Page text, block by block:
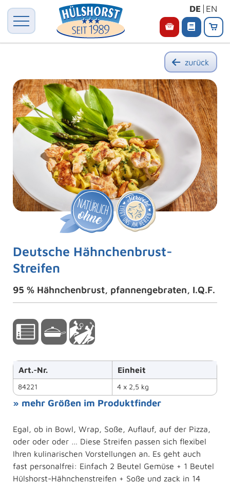
DE EN
zurück
Deutsche Hähnchenbrust-
Streifen
95 % Hähnchenbrust, pfannengebraten, I.Q.F.
Art.-Nr. Einheit
84221 4 x 2,5 kg
» mehr Größen im Produktfinder
Egal, ob in Bowl, Wrap, Soße, Auflauf, auf der Pizza,
oder oder oder … Diese Streifen passen sich flexibel
Ihren kulinarischen Vorstellungen an. Es geht auch
fast personalfrei: Einfach 2 Beutel Gemüse + 1 Beutel
Hülshorst-Hähnchenstreifen + Soße und zack in 14